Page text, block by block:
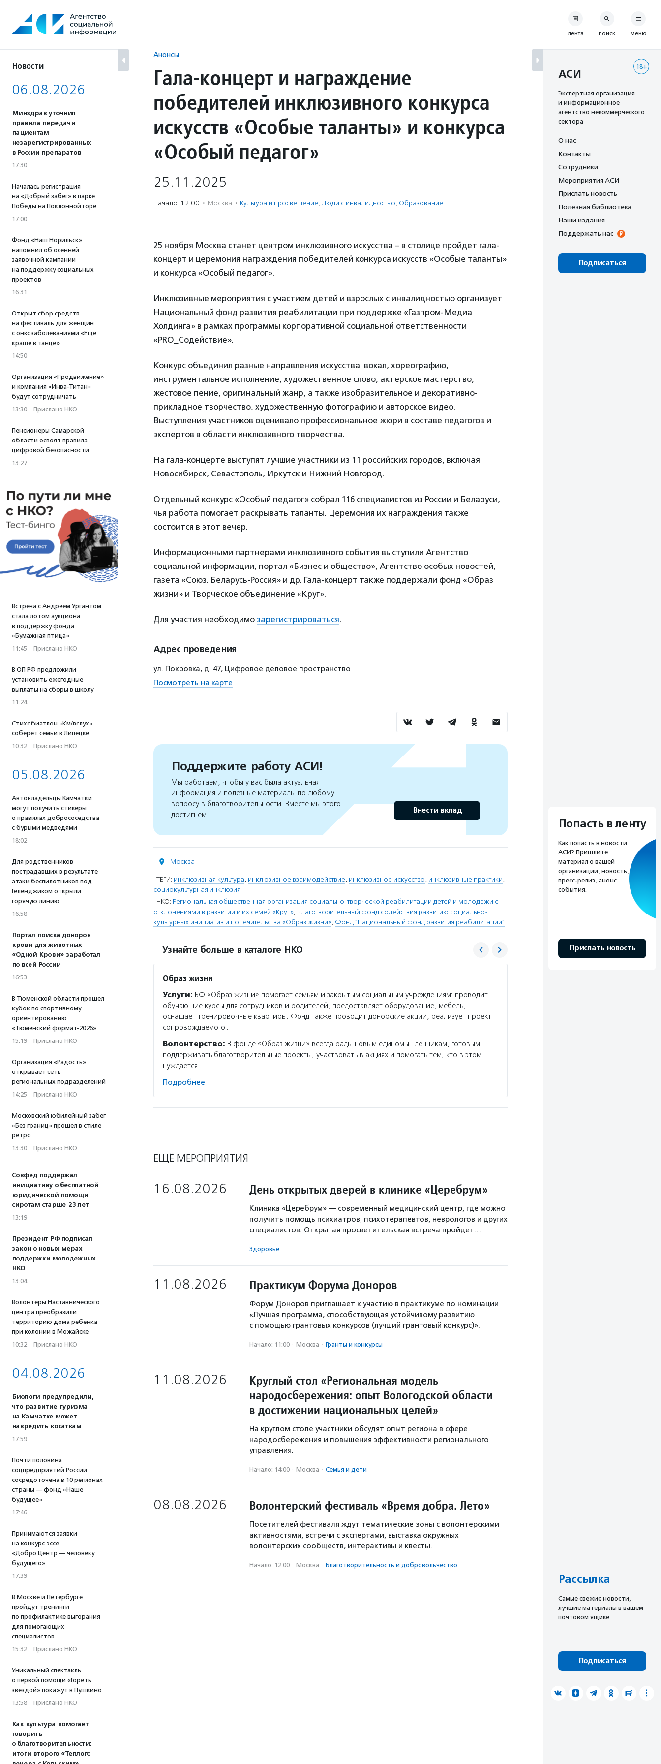
содержанию
Новости
06.08.2026
Минздрав уточнил
правила передачи
пациентам
незарегистрированных
в России препаратов
17:30
Началась регистрация
на «Добрый забег» в парке
Победы на Поклонной горе
17:00
Фонд «Наш Норильск»
напомнил об осенней
заявочной кампании
на поддержку социальных
проектов
16:31
Открыт сбор средств
на фестиваль для женщин
с онкозаболеваниями «Еще
краше в танце»
14:50
Организация «Продвижение»
и компания «Инва-Титан»
будут сотрудничать
13:30 · Прислано НКО
Пенсионеры Самарской
области освоят правила
цифровой безопасности
13:27
Встреча с Андреем Ургантом
стала лотом аукциона
в поддержку фонда
«Бумажная птица»
11:45 · Прислано НКО
В ОП РФ предложили
установить ежегодные
выплаты на сборы в школу
11:24
Стихобиатлон «Км/вслух»
соберет семьи в Липецке
10:32 · Прислано НКО
05.08.2026
Автовладельцы Камчатки
могут получить стикеры
о правилах добрососедства
с бурыми медведями
18:02
Для родственников
пострадавших в результате
атаки беспилотников под
Геленджиком открыли
горячую линию
16:58
Портал поиска доноров
крови для животных
«Одной Крови» заработал
по всей России
16:53
В Тюменской области прошел
кубок по спортивному
ориентированию
«Тюменский формат-2026»
15:19 · Прислано НКО
Организация «Радость»
открывает сеть
региональных подразделений
14:25 · Прислано НКО
Московский юбилейный забег
«Без границ» прошел в стиле
ретро
13:30 · Прислано НКО
Совфед поддержал
инициативу о бесплатной
юридической помощи
сиротам старше 23 лет
13:19
Президент РФ подписал
закон о новых мерах
поддержки молодежных
НКО
13:04
Волонтеры Наставнического
центра преобразили
территорию дома ребенка
при колонии в Можайске
10:32 · Прислано НКО
04.08.2026
Биологи предупредили,
что развитие туризма
на Камчатке может
навредить косаткам
17:59
Почти половина
соцпредприятий России
сосредоточена в 10 регионах
страны — фонд «Наше
будущее»
17:46
Принимаются заявки
на конкурс эссе
«Добро.Центр — человеку
будущего»
17:39
В Москве и Петербурге
пройдут тренинги
по профилактике выгорания
для помогающих
специалистов
15:32 · Прислано НКО
Уникальный спектакль
о первой помощи «Гореть
звездой» покажут в Пушкино
13:58 · Прислано НКО
Как культура помогает
говорить
о благотворительности:
итоги второго «Теплого
Анонсы
Гала-концерт и награждение
победителей инклюзивного конкурса
искусств «Особые таланты» и конкурса
«Особый педагог»
25.11.2025
Начало: 12:00 · Москва · Культура и просвещение, Люди с инвалидностью, Образование
25 ноября Москва станет центром инклюзивного искусства – в столице пройдет гала-
концерт и церемония награждения победителей конкурса искусств «Особые таланты»
и конкурса «Особый педагог».
Инклюзивные мероприятия с участием детей и взрослых с инвалидностью организует
Национальный фонд развития реабилитации при поддержке «Газпром-Медиа
Холдинга» в рамках программы корпоративной социальной ответственности
«PRO_Содействие».
Конкурс объединил разные направления искусства: вокал, хореографию,
инструментальное исполнение, художественное слово, актерское мастерство,
жестовое пение, оригинальный жанр, а также изобразительное и декоративно-
прикладное творчество, художественную фотографию и авторское видео.
Выступления участников оценивало профессиональное жюри в составе педагогов и
экспертов в области инклюзивного творчества.
На гала-концерте выступят лучшие участники из 11 российских городов, включая
Новосибирск, Севастополь, Иркутск и Нижний Новгород.
Отдельный конкурс «Особый педагог» собрал 116 специалистов из России и Беларуси,
чья работа помогает раскрывать таланты. Церемония их награждения также
состоится в этот вечер.
Информационными партнерами инклюзивного события выступили Агентство
социальной информации, портал «Бизнес и общество», Агентство особых новостей,
газета «Союз. Беларусь-Россия» и др. Гала-концерт также поддержали фонд «Образ
жизни» и Творческое объединение «Круг».
Для участия необходимо зарегистрироваться.
Адрес проведения
ул. Покровка, д. 47, Цифровое деловое пространство
Посмотреть на карте
Поддержите работу АСИ!
Мы работаем, чтобы у вас была актуальная
информация и полезные материалы по любому
вопросу в благотворительности. Вместе мы этого
достигнем
Внести вклад
Москва
ТЕГИ: инклюзивная культура, инклюзивное взаимодействие, инклюзивное искусство, инклюзивные практики,
социокультурная инклюзия
НКО: Региональная общественная организация социально-творческой реабилитации детей и молодежи с
отклонениями в развитии и их семей «Круг», Благотворительный фонд содействия развитию социально-
культурных инициатив и попечительства «Образ жизни», Фонд "Национальный фонд развития реабилитации"
Узнайте больше в каталоге НКО
Образ жизни
Услуги: БФ «Образ жизни» помогает семьям и закрытым социальным учреждениям: проводит
обучающие курсы для сотрудников и родителей, предоставляет оборудование, мебель,
оснащает тренировочные квартиры. Фонд также проводит донорские акции, реализует проект
сопровождаемого…
Волонтерство: В фонде «Образ жизни» всегда рады новым единомышленникам, готовым
поддерживать благотворительные проекты, участвовать в акциях и помогать тем, кто в этом
нуждается.
Подробнее
ЕЩЁ МЕРОПРИЯТИЯ
16.08.2026 День открытых дверей в клинике «Церебрум»
Клиника «Церебрум» — современный медицинский центр, где можно
получить помощь психиатров, психотерапевтов, неврологов и других
специалистов. Открытая просветительская встреча пройдет…
Здоровье
11.08.2026 Практикум Форума Доноров
Форум Доноров приглашает к участию в практикуме по номинации
«Лучшая программа, способствующая устойчивому развитию
с помощью грантовых конкурсов (лучший грантовый конкурс)».
Начало: 11:00 · Москва · Гранты и конкурсы
11.08.2026
Круглый стол «Региональная модель
народосбережения: опыт Вологодской области
в достижении национальных целей»
На круглом столе участники обсудят опыт региона в сфере
народосбережения и повышения эффективности регионального
управления.
Начало: 14:00 · Москва · Семья и дети
08.08.2026 Волонтерский фестиваль «Время добра. Лето»
Посетителей фестиваля ждут тематические зоны с волонтерскими
активностями, встречи с экспертами, выставка окружных
волонтерских сообществ, интерактивы и квесты.
Начало: 12:00 · Москва · Благотвори­тель­ность и доброволь­чест­во
лента поиск меню
18+
АСИ
Экспертная организация
и информационное
агентство некоммерческого
сектора
О нас
Контакты
Сотрудники
Мероприятия АСИ
Прислать новость
Полезная библиотека
Наши издания
Поддержать нас
Подписаться
Попасть в ленту
Как попасть в новости
АСИ? Пришлите
материал о вашей
организации, новость,
пресс-релиз, анонс
события.
Прислать новость
Рассылка
Cамые свежие новости,
лучшие материалы в вашем
почтовом ящике
Подписаться